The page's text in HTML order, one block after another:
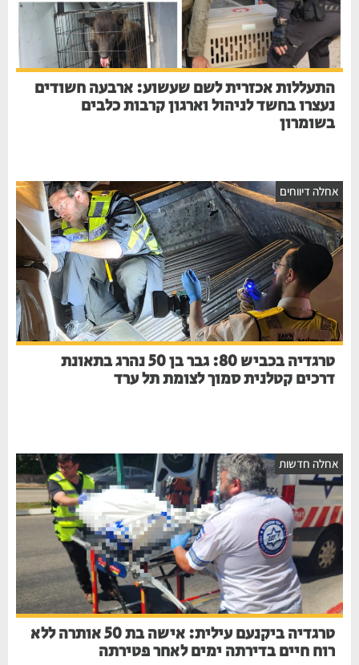
התעללות אכזרית לשם שעשוע: ארבעה חשודים
נעצרו בחשד לניהול וארגון קרבות כלבים
בשומרון
דיווחים
טרגדיה בכביש 80: גבר בן 50 נהרג בתאונת
דרכים קטלנית סמוך לצומת תל ערד
חדשות
טרגדיה ביקנעם עילית: אישה בת 50 אותרה ללא
רוח חיים בדירתה ימים לאחר פטירתה